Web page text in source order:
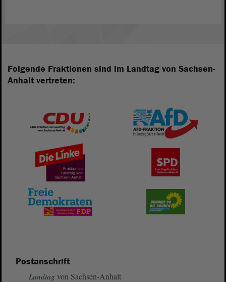
Folgende Fraktionen sind im Landtag von Sachsen-
Anhalt vertreten:
Postanschrift
Landtag von Sachsen-Anhalt